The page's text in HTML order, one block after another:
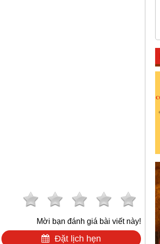
Mời bạn đánh giá bài viết này!
Đặt lịch hẹn